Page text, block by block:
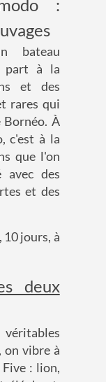
:
bateau
part à la
et des
rares qui
À
c'est à la
que l'on
avec des
et des
10 jours, à
deux
on vibre à
: lion,